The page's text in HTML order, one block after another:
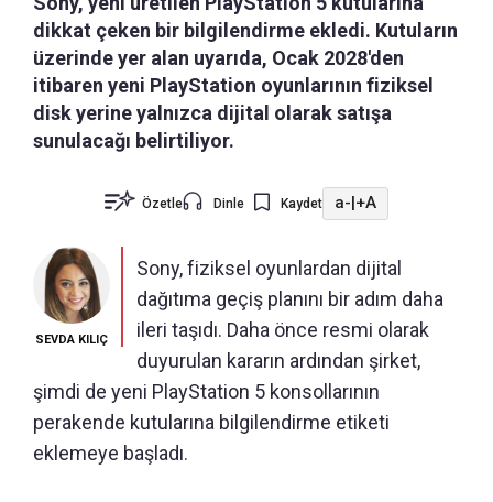
dikkat çeken bir bilgilendirme ekledi. Kutuların
üzerinde yer alan uyarıda, Ocak 2028'den
itibaren yeni PlayStation oyunlarının fiziksel
disk yerine yalnızca dijital olarak satışa
sunulacağı belirtiliyor.
Özetle Dinle Kaydet a- +A
SEVDA KILIÇ
Sony, fiziksel oyunlardan dijital
dağıtıma geçiş planını bir adım daha
ileri taşıdı. Daha önce resmi olarak
duyurulan kararın ardından şirket,
şimdi de yeni PlayStation 5 konsollarının
perakende kutularına bilgilendirme etiketi
eklemeye başladı.